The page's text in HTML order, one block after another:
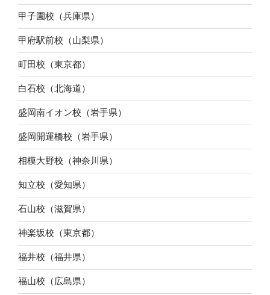
甲子園校（兵庫県）
甲府駅前校（山梨県）
町田校（東京都）
白石校（北海道）
盛岡南イオン校（岩手県）
盛岡開運橋校（岩手県）
相模大野校（神奈川県）
知立校（愛知県）
石山校（滋賀県）
神楽坂校（東京都）
福井校（福井県）
福山校（広島県）